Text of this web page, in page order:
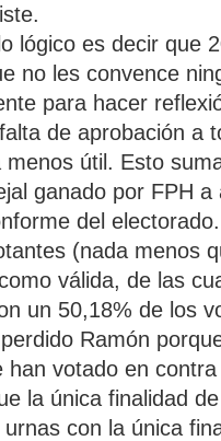
lógico es decir que
no les convence
para hacer
de aprobación a
menos útil. Esto
ganado por FPH
del electorado.
(nada menos
válida, de las
un 50,18% de los
Ramón
han votado en
la única finalidad
con la única